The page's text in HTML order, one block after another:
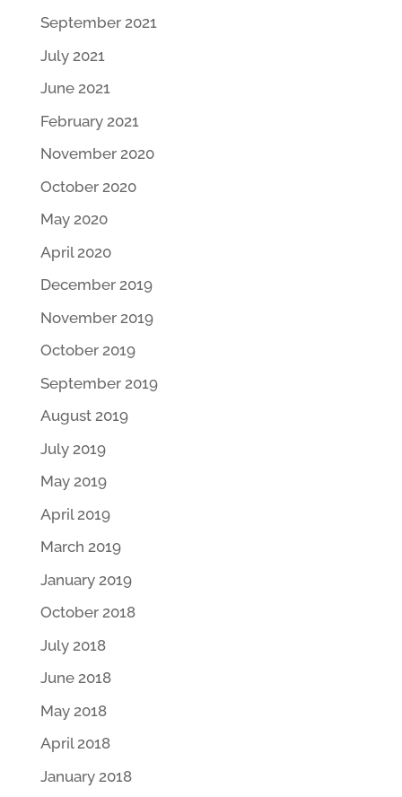
September 2021
July 2021
June 2021
February 2021
November 2020
October 2020
May 2020
April 2020
December 2019
November 2019
October 2019
September 2019
August 2019
July 2019
May 2019
April 2019
March 2019
January 2019
October 2018
July 2018
June 2018
May 2018
April 2018
January 2018